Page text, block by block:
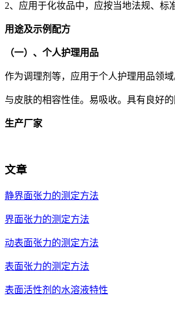
2、应用于化妆品中，应按当地法规、标
用途及示例配方
（一）、个人护理用品
作为调理剂等，应用于个人护理用品领域
与皮肤的相容性佳。易吸收。具有良好
生产厂家
文章
静界面张力的测定方法
界面张力的测定方法
动表面张力的测定方法
表面张力的测定方法
表面活性剂的水溶液特性